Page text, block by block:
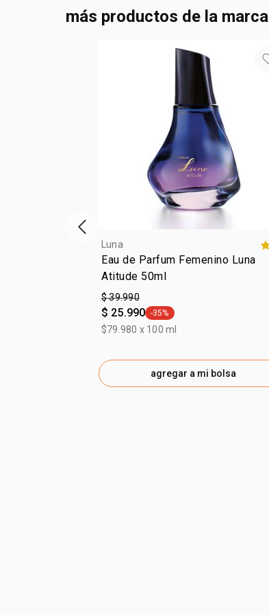
más productos de la marca
Luna
Eau de Parfum Femenino Luna
Atitude 50ml
$ 39.990
$ 25.990 general.tag -35%
-35%
$79.980 x 100 ml
agregar a mi bolsa
Vitrina de productos anterior